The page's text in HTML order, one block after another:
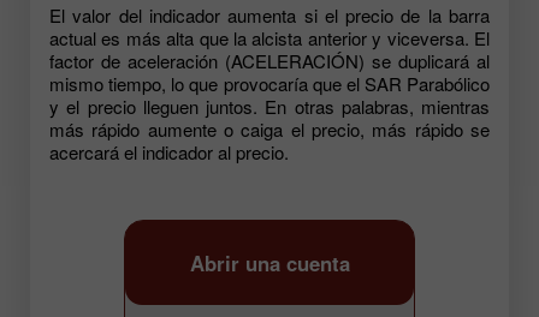
El valor del indicador aumenta si el precio de la barra
actual es más alta que la alcista anterior y viceversa. El
factor de aceleración (ACELERACIÓN) se duplicará al
mismo tiempo, lo que provocaría que el SAR Parabólico
y el precio lleguen juntos. En otras palabras, mientras
más rápido aumente o caiga el precio, más rápido se
acercará el indicador al precio.
Abrir una cuenta